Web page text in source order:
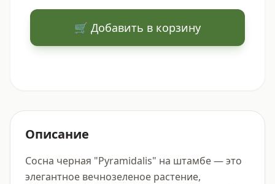
🛒 Добавить в корзину
Описание
Сосна черная "Pyramidalis" на штамбе — это
элегантное вечнозеленое растение,